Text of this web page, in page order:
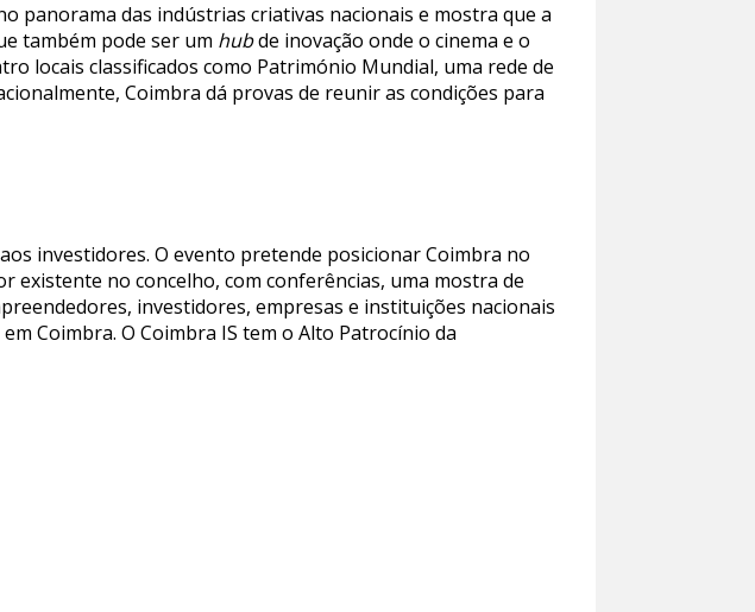
panorama das indústrias criativas nacionais e mostra que a
também pode ser um hubde inovação onde o cinema e o
locais classificados como Património Mundial, uma rede de
Coimbra dá provas de reunir as condições para
investidores. O evento pretende posicionar Coimbra no
existente no concelho, com conferências, uma mostra de
investidores, empresas e instituições nacionais
Coimbra. O Coimbra IS tem o Alto Patrocínio da